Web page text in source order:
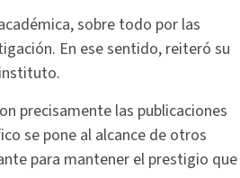
sobre todo por las
En ese sentido, reiteró su
precisamente las publicaciones
se pone al alcance de otros
para mantener el prestigio que